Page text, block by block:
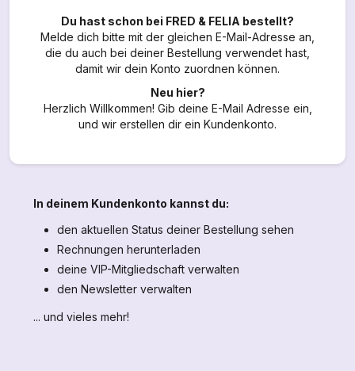
Du hast schon bei FRED & FELIA bestellt?
Melde dich bitte mit der gleichen E-Mail-Adresse an,
die du auch bei deiner Bestellung verwendet hast,
damit wir dein Konto zuordnen können.
Neu hier?
Herzlich Willkommen! Gib deine E-Mail Adresse ein,
und wir erstellen dir ein Kundenkonto.
In deinem Kundenkonto kannst du:
den aktuellen Status deiner Bestellung sehen
Rechnungen herunterladen
deine VIP-Mitgliedschaft verwalten
den Newsletter verwalten
... und vieles mehr!